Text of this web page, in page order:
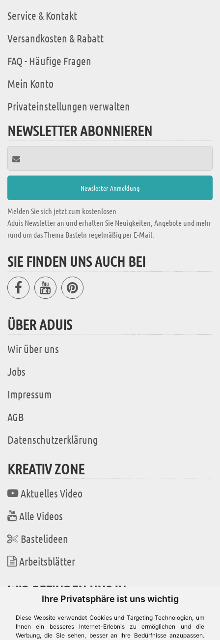
Ihre Privatsphäre ist uns wichtig
Diese Website verwendet Cookies und Targeting Technologien, um
Ihnen ein besseres Internet-Erlebnis zu ermöglichen und die
Werbung, die Sie sehen, besser an Ihre Bedürfnisse anzupassen.
Service & Kontakt
Versandkosten & Rabatt
FAQ - Häufige Fragen
Mein Konto
Privateinstellungen verwalten
NEWSLETTER ABONNIEREN
Melden Sie sich jetzt zum kostenlosen
Aduis Newsletter an und erhalten Sie Neuigkeiten, Angebote und mehr
rund um das Thema Basteln regelmäßig per E-Mail.
SIE FINDEN UNS AUCH BEI
ÜBER ADUIS
Wir über uns
Jobs
Impressum
AGB
Datenschutzerklärung
KREATIV ZONE
Aktuelles Video
Alle Videos
Bastelideen
Arbeitsblätter
WIR BEFINDEN UNS IN